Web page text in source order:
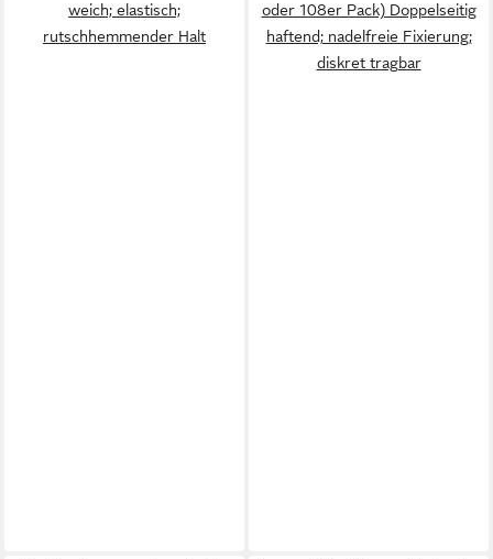
weich; elastisch;
rutschhemmender Halt
oder 108er Pack) Doppelseitig
haftend; nadelfreie Fixierung;
diskret tragbar